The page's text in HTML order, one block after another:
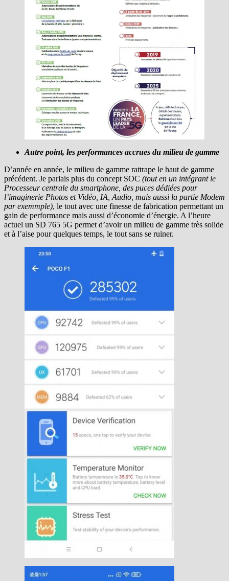
Autre point, les performances accrues du milieu de gamme
D’année en année, le milieu de gamme rattrape le haut de gamme
précédent. Je parlais plus du concept SOC (tout en un intégrant le
Processeur centrale du smartphone, des puces dédiées pour
l’imaginerie Photos et Vidéo, IA, Audio, mais aussi la partie Modem
par exemmple), le tout avec une finesse de fabrication permettant un
gain de performance mais aussi d’économie d’énergie. A l’heure
actuel un SD 765 5G permet d’avoir un milieu de gamme très solide
et à l’aise pour quelques temps, le tout sans se ruiner.